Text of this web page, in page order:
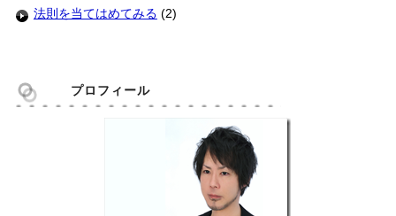
法則を当てはめてみる (2)
プロフィール